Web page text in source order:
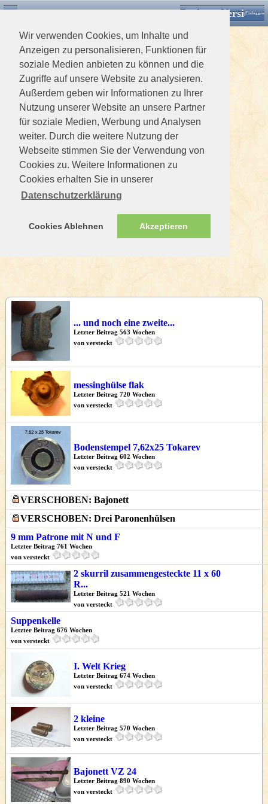
Wir verwenden Cookies, um Inhalte und
Anzeigen zu personalisieren, Funktionen für
soziale Medien anbieten zu können und die
Zugriffe auf unsere Website zu analysieren.
Außerdem geben wir Informationen zu Ihrer
Nutzung unserer Website an unsere Partner
für soziale Medien, Werbung und Analysen
weiter. Durch die weitere Nutzung der
Webseite stimmen Sie der Verwendung von
Cookies zu. Weitere Informationen zu
Cookies erhalten Sie in unserer
Datenschutzerklärung
Cookies Ablehnen Akzeptieren
Desktop VersionEinloggen
... und noch eine zweite...
Letzter Beitrag 563 Wochen
von versteckt
messinghülse flak
Letzter Beitrag 720 Wochen
von versteckt
Bodenstempel 7,62x25 Tokarev
Letzter Beitrag 602 Wochen
von versteckt
VERSCHOBEN: Bajonett
VERSCHOBEN: Drei Paronenhülsen
9 mm Patrone mit N und F
Letzter Beitrag 761 Wochen
von versteckt
2 skurril zusammengesteckte 11 x 60
R...
Letzter Beitrag 521 Wochen
von versteckt
Suppenkelle
Letzter Beitrag 676 Wochen
von versteckt
I. Welt Krieg
Letzter Beitrag 674 Wochen
von versteckt
2 kleine
Letzter Beitrag 570 Wochen
von versteckt
Bajonett VZ 24
Letzter Beitrag 890 Wochen
von versteckt